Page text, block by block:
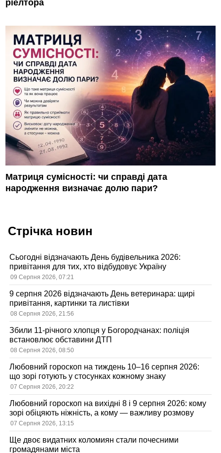
ріелтора
Матриця сумісності: чи справді дата
народження визначає долю пари?
Стрічка новин
Сьогодні відзначають День будівельника 2026:
привітання для тих, хто відбудовує Україну
09 Серпня 2026, 07:21
9 серпня 2026 відзначають День ветеринара: щирі
привітання, картинки та листівки
08 Серпня 2026, 21:56
Збили 11-річного хлопця у Богородчанах: поліція
встановлює обставини ДТП
08 Серпня 2026, 08:50
Любовний гороскоп на тиждень 10–16 серпня 2026:
що зорі готують у стосунках кожному знаку
07 Серпня 2026, 20:22
Любовний гороскоп на вихідні 8 і 9 серпня 2026: кому
зорі обіцяють ніжність, а кому — важливу розмову
07 Серпня 2026, 13:15
Ще двоє видатних коломиян стали почесними
громадянами міста